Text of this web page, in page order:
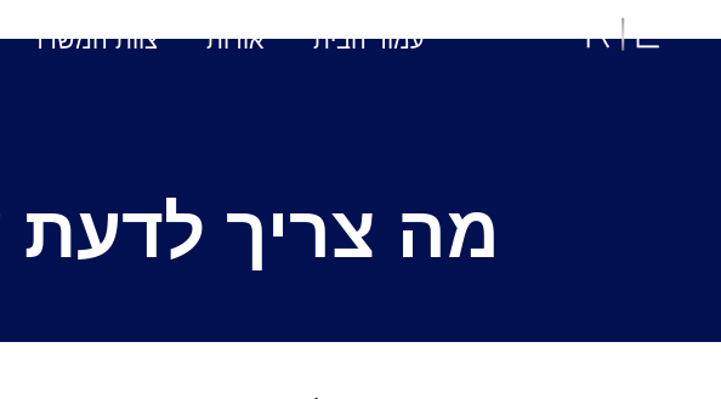
עמוד הבית אודות צוות המשרד
מה צריך לדעת